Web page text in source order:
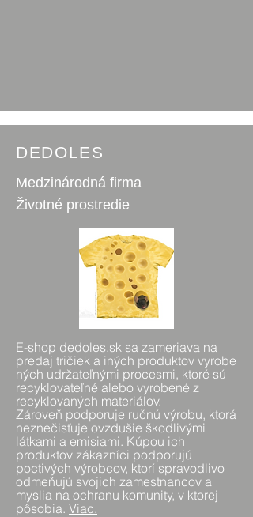
DEDOLES
Medzinárodná firma
Životné prostredie
E-shop dedoles.sk sa zameriava na
predaj tričiek a iných produktov vyrobe
ných udržateľnými procesmi, ktoré sú
recyklovateľné alebo vyrobené z
recyklovaných materiálov.
Zároveň podporuje ručnú výrobu, ktorá
neznečisťuje ovzdušie škodlivými
látkami a emisiami. Kúpou ich
produktov zákazníci podporujú
poctivých výrobcov, ktorí spravodlivo
odmeňujú svojich zamestnancov a
myslia na ochranu komunity, v ktorej
pôsobia. Viac.